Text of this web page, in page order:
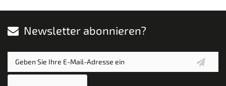
Newsletter abonnieren?